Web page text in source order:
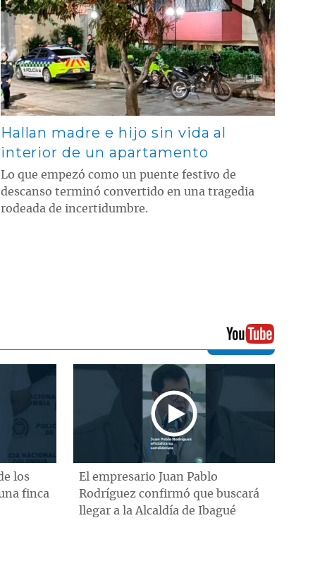
Hallan madre e hijo sin vida al
interior de un apartamento
Lo que empezó como un puente festivo de
descanso terminó convertido en una tragedia
rodeada de incertidumbre.
los
finca
El empresario Juan Pablo
Rodríguez confirmó que buscará
llegar a la Alcaldía de Ibagué